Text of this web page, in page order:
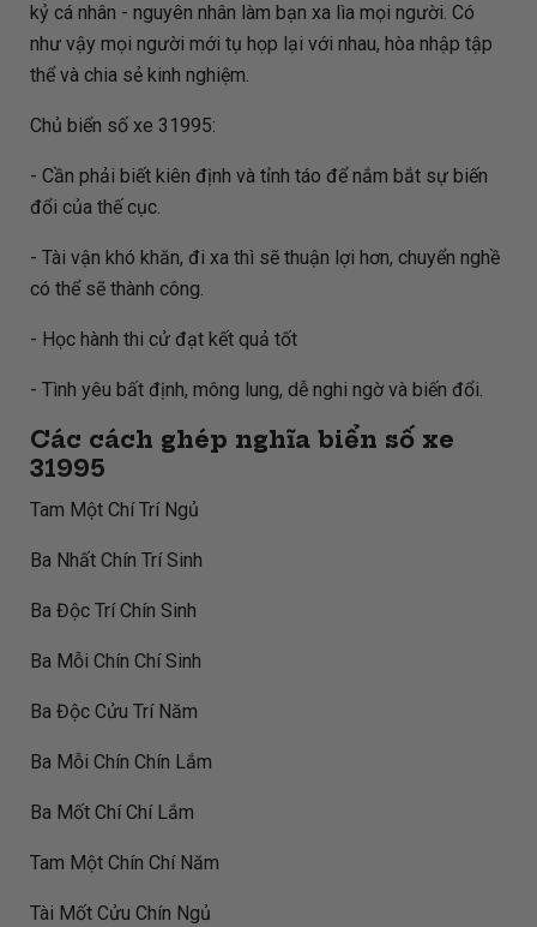
kỷ cá nhân - nguyên nhân làm bạn xa lìa mọi người. Có
như vậy mọi người mới tụ họp lại với nhau, hòa nhập tập
thể và chia sẻ kinh nghiệm.
Chủ biển số xe 31995:
- Cần phải biết kiên định và tỉnh táo để nắm bắt sự biến
đổi của thế cục.
- Tài vận khó khăn, đi xa thì sẽ thuận lợi hơn, chuyển nghề
có thể sẽ thành công.
- Học hành thi cử đạt kết quả tốt
- Tình yêu bất định, mông lung, dễ nghi ngờ và biến đổi.
Các cách ghép nghĩa biển số xe
31995
Tam Một Chí Trí Ngủ
Ba Nhất Chín Trí Sinh
Ba Độc Trí Chín Sinh
Ba Mỗi Chín Chí Sinh
Ba Độc Cửu Trí Năm
Ba Mỗi Chín Chín Lắm
Ba Mốt Chí Chí Lắm
Tam Một Chín Chí Năm
Tài Mốt Cửu Chín Ngủ